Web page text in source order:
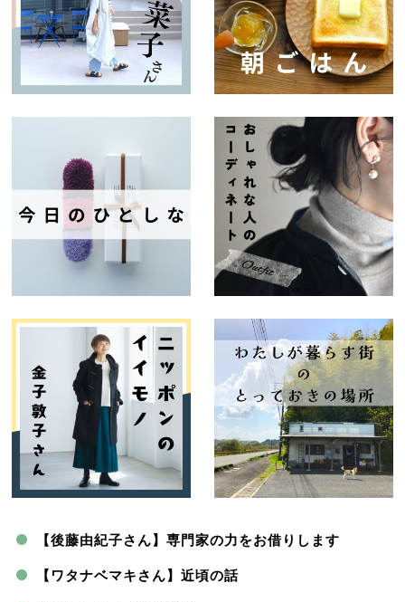
【後藤由紀子さん】専門家の力をお借りします
【ワタナベマキさん】近頃の話